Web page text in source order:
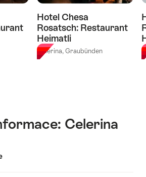
Hotel Chesa
Rosatsch: Restaurant
Heimatli
Celerina, Graubünden
Celerina